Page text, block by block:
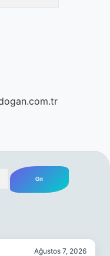
Ağustos 7, 2026